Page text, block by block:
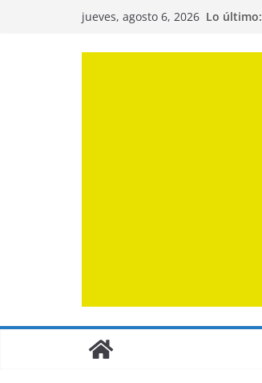
jueves, agosto 6, 2026 Lo último: